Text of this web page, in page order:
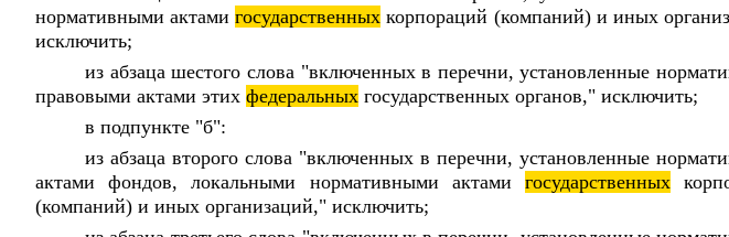
нормативными актамигосударственных корпораций (компаний) и иных
исключить;
из абзаца шестого слова "включенных в перечни, установленные
правовыми актами этих федеральных государственных органов," исключить;
в подпункте "б":
из абзаца второго слова "включенных в перечни, установленные
актами фондов, локальными нормативными актами государственных
(компаний) и иных организаций," исключить;